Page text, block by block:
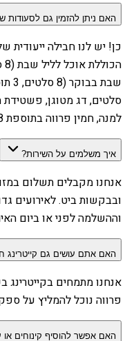
האם ניתן להזמין גם לסעודות
למנה, חמין פרווה בתוספת 8 ש״ח לאדם.
איך משלמים על השירות?
אנחנו מקבלים תשלום
ובבקשות ביט. לאירועים
וההשלמה לפני או ביום
האם אתם עושים גם קייטרינג
אנחנו מתמחים בקייטרינג
פרווה נוכל להמליץ על
האם אפשר להוסיף קינוחים או